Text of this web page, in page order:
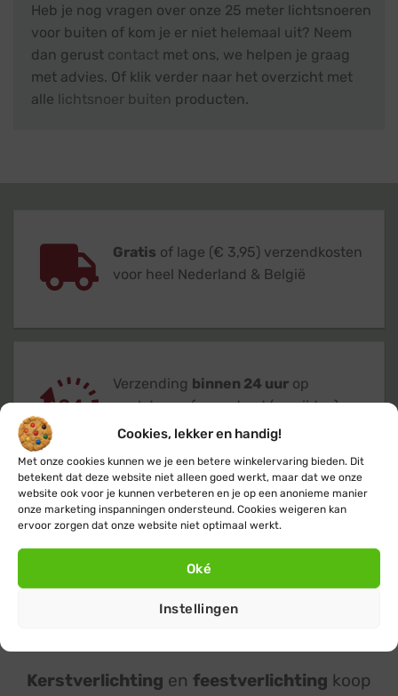
Cookies, lekker en handig!
Met onze cookies kunnen we je een betere winkelervaring bieden. Dit
betekent dat deze website niet alleen goed werkt, maar dat we onze
website ook voor je kunnen verbeteren en je op een anonieme manier
onze marketing inspanningen ondersteund. Cookies weigeren kan
ervoor zorgen dat onze website niet optimaal werkt.
Oké
Instellingen
Heb je nog vragen over onze 25 meter lichtsnoeren
voor buiten of kom je er niet helemaal uit? Neem
dan gerust contact met ons, we helpen je graag
met advies. Of klik verder naar het overzicht met
alle lichtsnoer buiten producten.
Gratis of lage (€ 3,95) verzendkosten
voor heel Nederland & België
Verzending binnen 24 uur op
werkdagen (maandag t/m vrijdag)
Klanten geven ons een 9,4
+14.800 beoordelingen
Kerstverlichting en feestverlichting koop